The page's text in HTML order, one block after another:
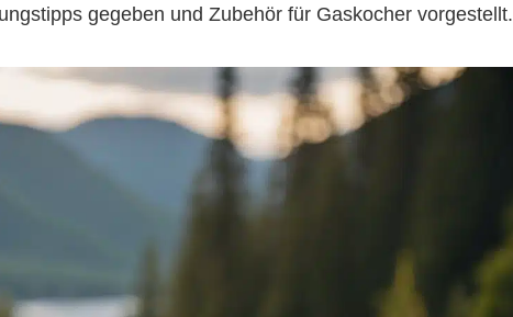
gegeben und Zubehör für Gaskocher vorgestellt.